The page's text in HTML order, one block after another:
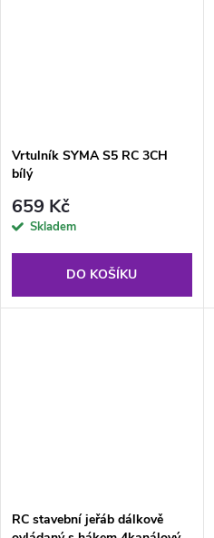
Vrtulník SYMA S5 RC 3CH
bílý
659 Kč
Skladem
DO KOŠÍKU
RC stavební jeřáb dálkově